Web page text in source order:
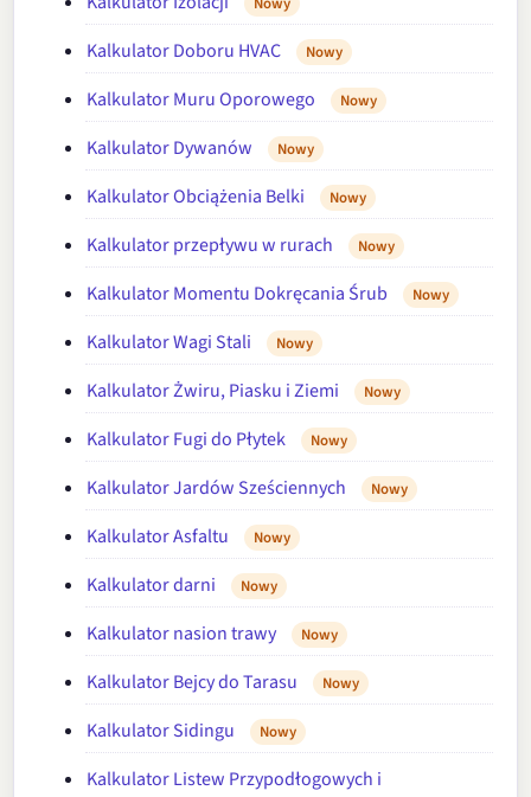
Kalkulator Doboru HVAC Nowy
Kalkulator Muru Oporowego Nowy
Kalkulator Dywanów Nowy
Kalkulator Obciążenia Belki Nowy
Kalkulator przepływu w rurach Nowy
Kalkulator Momentu Dokręcania Śrub Nowy
Kalkulator Wagi Stali Nowy
Kalkulator Żwiru, Piasku i Ziemi Nowy
Kalkulator Fugi do Płytek Nowy
Kalkulator Jardów Sześciennych Nowy
Kalkulator Asfaltu Nowy
Kalkulator darni Nowy
Kalkulator nasion trawy Nowy
Kalkulator Bejcy do Tarasu Nowy
Kalkulator Sidingu Nowy
Kalkulator Listew Przypodłogowych i